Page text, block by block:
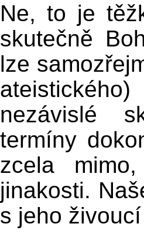
Ne, to je
skutečně
lze
nezávislé
termíny
zcela
jinakosti.
s jeho